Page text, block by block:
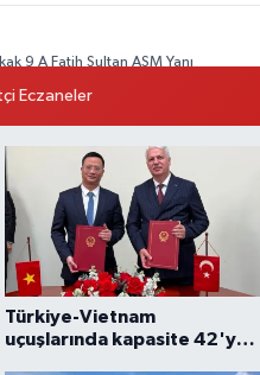
9 A Fatih Sultan ASM Yanı
Eczaneler
Türkiye-Vietnam
uçuşlarında kapasite 42'ye